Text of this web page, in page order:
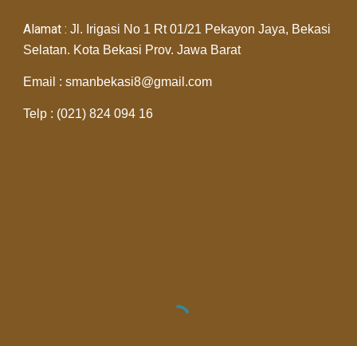
Alamat :Jl. Irigasi No 1 Rt 01/21 Pekayon Jaya, Bekasi
Selatan. Kota Bekasi Prov. Jawa Barat
Email : smanbekasi8@gmail.com
Telp : (021) 824 094 16